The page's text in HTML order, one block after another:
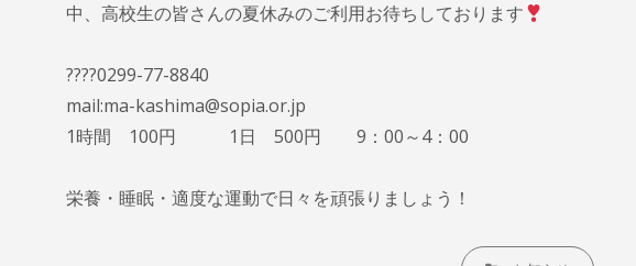
中、高校生の皆さんの夏休みのご利用お待ちしております
????0299-77-8840
mail:ma-kashima@sopia.or.jp
1時間 100円 1日 500円 9：00～4：00
栄養・睡眠・適度な運動で日々を頑張りましょう！
CATEGORIES